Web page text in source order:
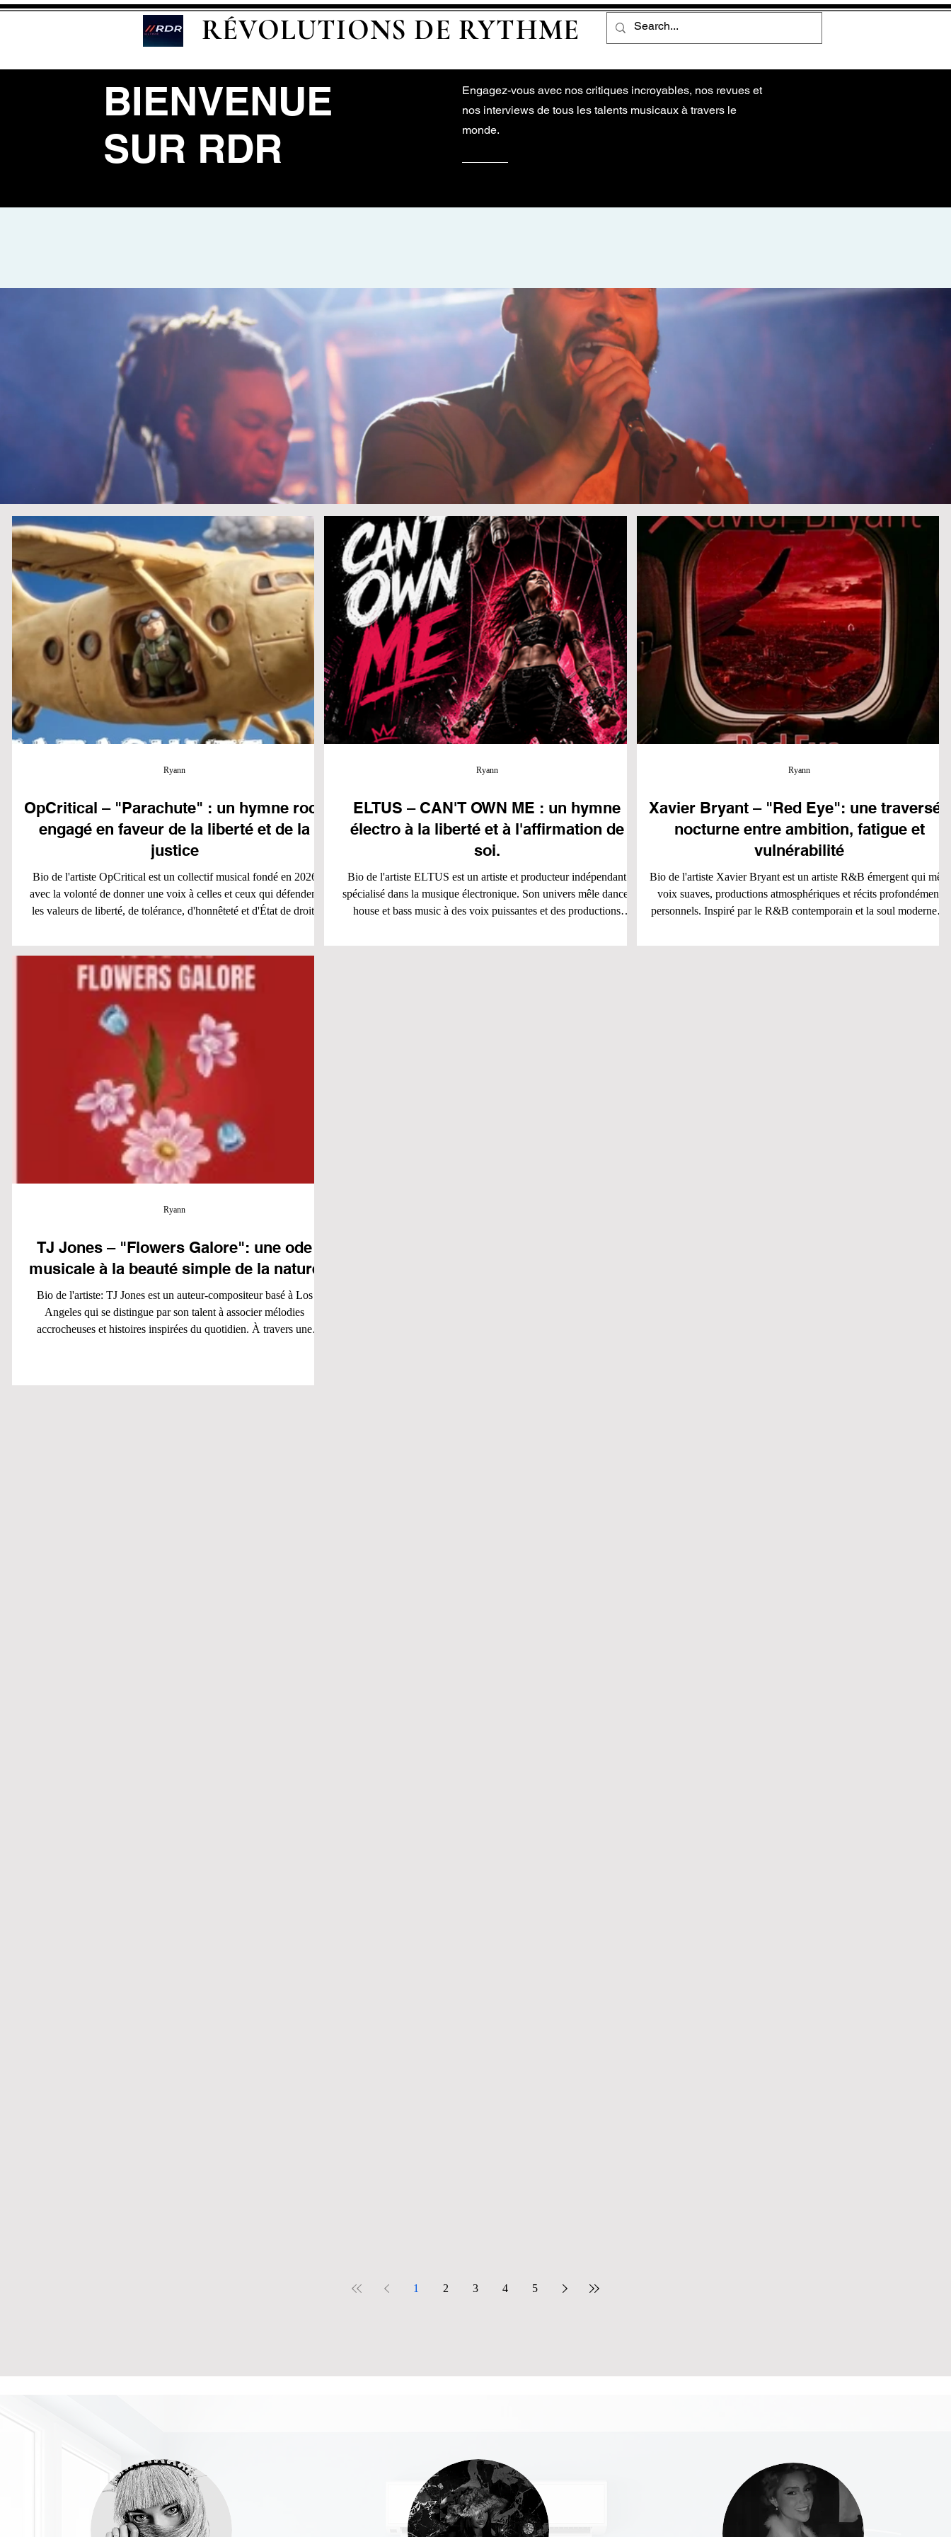
RÉVOLUTIONS DE RYTHME
BIENVENUE
SUR RDR
Engagez-vous avec nos critiques incroyables, nos revues et
nos interviews de tous les talents musicaux à travers le
monde.
OpCritical – "Parachute" : un hymne rock
engagé en faveur de la liberté et de la
justice
Bio de l'artiste OpCritical est un collectif musical fondé en 2026
avec la volonté de donner une voix à celles et ceux qui défendent
les valeurs de liberté, de tolérance, d'honnêteté et d'État de droit.
mettre l'accent sur leur message plutôt que sur leur identité. À
travers une série de chansons engagées et de vidéos, OpCritical
utilise la musique comme un moyen d'encourager la réflexion, le
dialogue et l'engagem
Ryann
ELTUS – CAN'T OWN ME : un hymne
électro à la liberté et à l'affirmation de
soi.
Bio de l'artiste ELTUS est un artiste et producteur indépendant
spécialisé dans la musique électronique. Son univers mêle dance,
house et bass music à des voix puissantes et des productions
clubs, les festivals et les playlists actuelles. À travers ses
Ryann
Xavier Bryant – "Red Eye": une traversée
nocturne entre ambition, fatigue et
vulnérabilité
Bio de l'artiste Xavier Bryant est un artiste R&B émergent qui mêle
voix suaves, productions atmosphériques et récits profondément
personnels. Inspiré par le R&B contemporain et la soul moderne, il
nocturnes à travers une musique immersive et cinématographique.
Ryann
TJ Jones – "Flowers Galore": une ode
musicale à la beauté simple de la nature
Bio de l'artiste: TJ Jones est un auteur-compositeur basé à Los
Angeles qui se distingue par son talent à associer mélodies
accrocheuses et histoires inspirées du quotidien. À travers une
Ryann
1 2 3 4 5